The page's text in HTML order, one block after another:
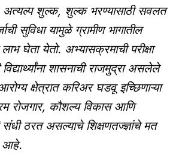
शुल्क, शुल्क भरण्यासाठी सवलत
सुविधा यामुळे ग्रामीण भागातील
लाभ घेता येतो. अभ्यासक्रमाची परीक्षा
शासनाची राजमुद्रा असलेले
क्षेत्रात करिअर घडवू इच्छिणाऱ्या
रोजगार, कौशल्य विकास आणि
संधी ठरत असल्याचे शिक्षणतज्ज्ञांचे मत
आहे.